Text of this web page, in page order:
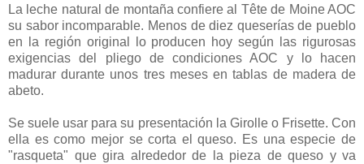
La leche natural de montaña confiere al Tête de Moine AOC
su sabor incomparable. Menos de diez queserías de pueblo
en la región original lo producen hoy según las rigurosas
exigencias del pliego de condiciones AOC y lo hacen
madurar durante unos tres meses en tablas de madera de
abeto.
Se suele usar para su presentación la Girolle o Frisette. Con
ella es como mejor se corta el queso. Es una especie de
"rasqueta" que gira alrededor de la pieza de queso y va